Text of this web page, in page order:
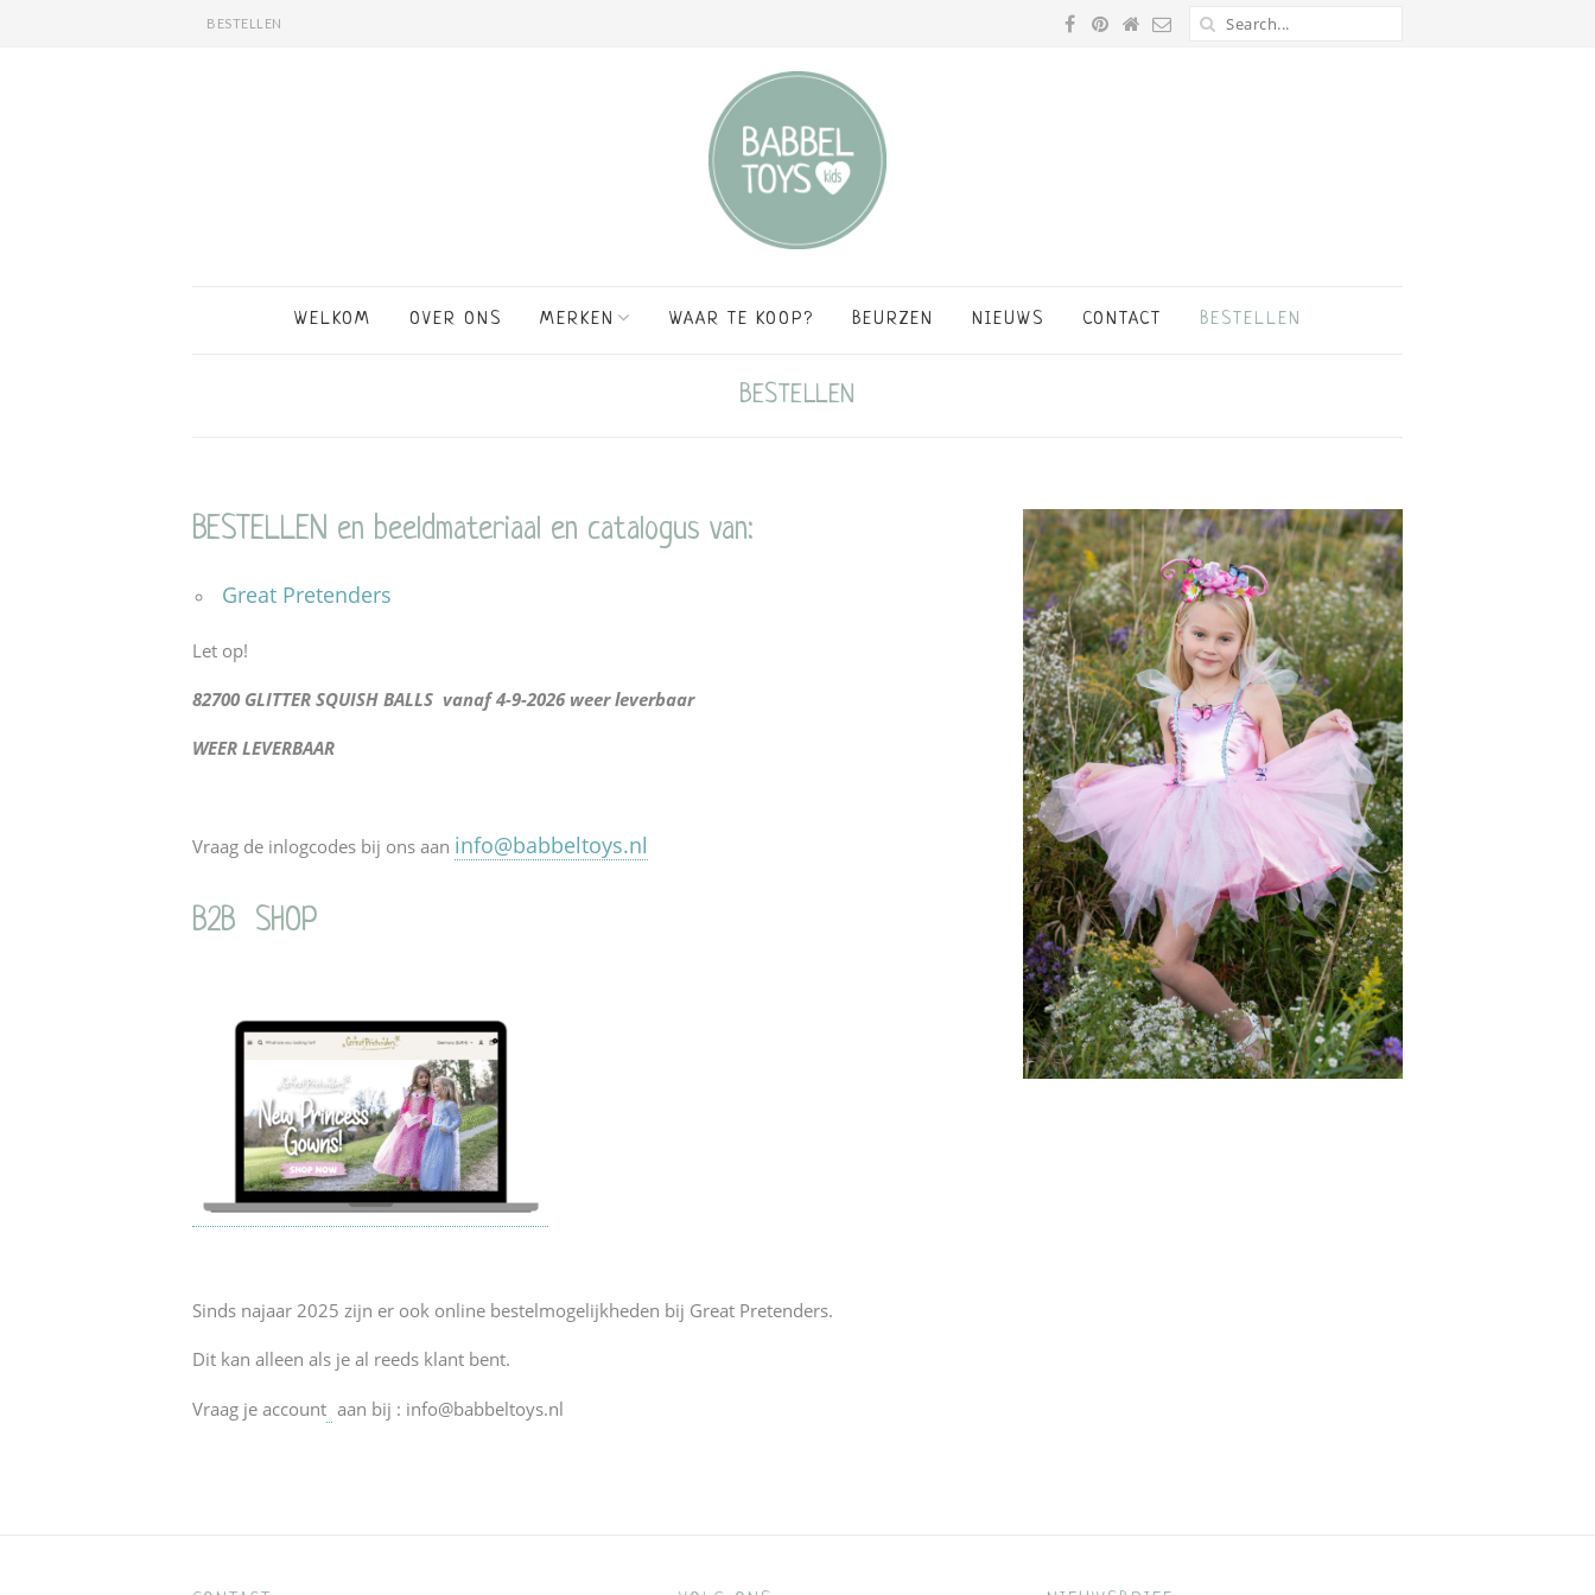
BESTELLEN
WELKOM OVER ONS MERKEN WAAR TE KOOP? BEURZEN NIEUWS CONTACT BESTELLEN
BESTELLEN
BESTELLEN en beeldmateriaal en catalogus van:
Great Pretenders
Let op!
82700 GLITTER SQUISH BALLS vanaf 4-9-2026 weer leverbaar
WEER LEVERBAAR
Vraag de inlogcodes bij ons aan info@babbeltoys.nl
B2B SHOP
Sinds najaar 2025 zijn er ook online bestelmogelijkheden bij Great Pretenders.
Dit kan alleen als je al reeds klant bent.
Vraag je account aan bij : info@babbeltoys.nl